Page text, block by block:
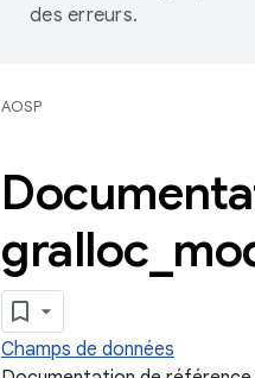
des erreurs.
AOSP
gralloc
Champs de données